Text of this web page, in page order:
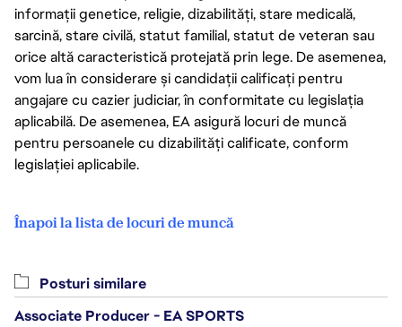
informații genetice, religie, dizabilități, stare medicală,
sarcină, stare civilă, statut familial, statut de veteran sau
orice altă caracteristică protejată prin lege. De asemenea,
vom lua în considerare și candidații calificați pentru
angajare cu cazier judiciar, în conformitate cu legislația
aplicabilă. De asemenea, EA asigură locuri de muncă
pentru persoanele cu dizabilități calificate, conform
legislației aplicabile.
Înapoi la lista de locuri de muncă
Posturi similare
Associate Producer - EA SPORTS